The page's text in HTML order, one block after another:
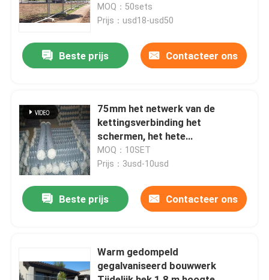
Videos
Over ons
Kwaliteitscontrole
Contacteer ons
Vraag een offerte aan
3D Draad Mesh Fence
MOQ：50sets
Prijs：usd18-usd50
Beste prijs Contacteer ons
75mm het netwerk van de
kettingsverbinding het
schermen, het hete
ondergedompelde het netwerk
van de kettingsverbinding
MOQ：10SET
Prijs：3usd-10usd
Beste prijs Contacteer ons
Warm gedompeld
gegalvaniseerd bouwwerk